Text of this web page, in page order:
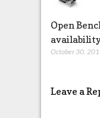
Open
October 30,
Leave a